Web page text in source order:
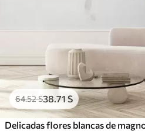
64.52S38.71 S